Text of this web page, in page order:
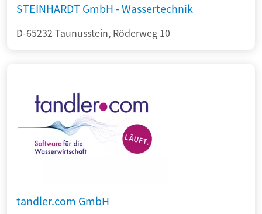
STEINHARDT GmbH - Wassertechnik
D-65232 Taunusstein, Röderweg 10
tandler.com GmbH